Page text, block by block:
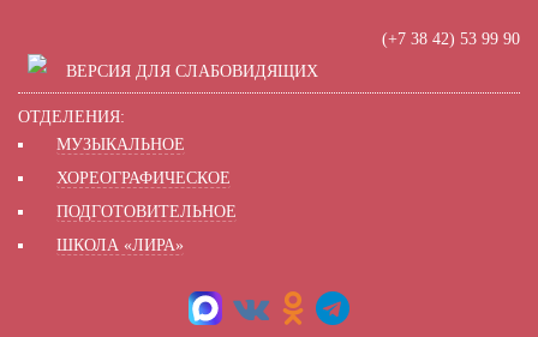
(+7 38 42) 53 99 90
ВЕРСИЯ ДЛЯ СЛАБОВИДЯЩИХ
ОТДЕЛЕНИЯ:
МУЗЫКАЛЬНОЕ
ХОРЕОГРАФИЧЕСКОЕ
ПОДГОТОВИТЕЛЬНОЕ
ШКОЛА «ЛИРА»